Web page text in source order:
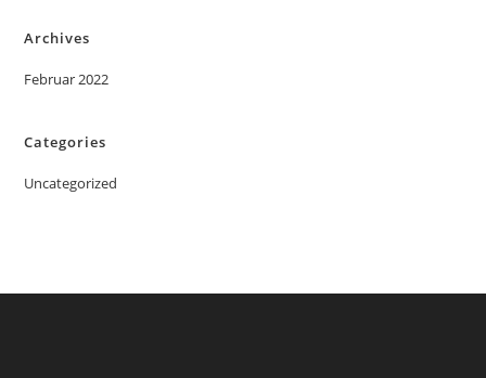
Archives
Februar 2022
Categories
Uncategorized